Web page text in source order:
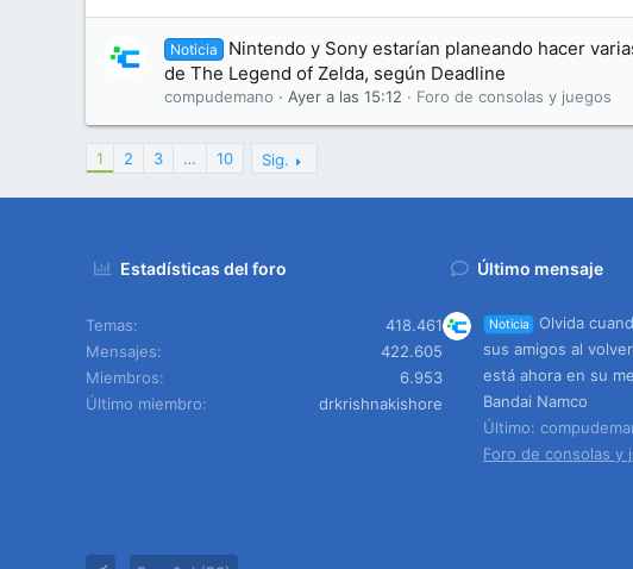
Noticia
Nintendo y Sony estarían planeando hacer
de The Legend of Zelda, según Deadline
compudemano Ayer a las 15:12 Foro de consolas y juegos
1 2 3 … 10 Sig.
Estadísticas del foro
Temas
418.461
Mensajes
422.605
Miembros
6.953
Último miembro
drkrishnakishore
Último mensaje
Noticia
Olvida
sus amigos al
está ahora en su
Bandai Namco
Último:
Foro de consolas y